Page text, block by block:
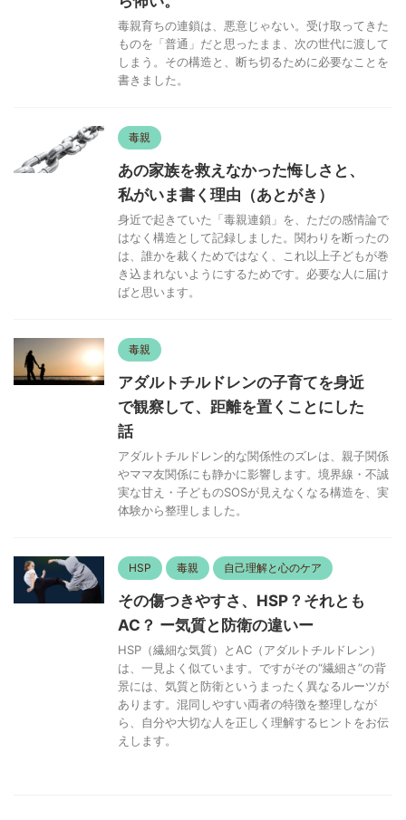
毒親育ちの連鎖は、悪意じゃない。受け取ってきた
ものを「普通」だと思ったまま、次の世代に渡して
しまう。その構造と、断ち切るために必要なことを
書きました。
毒親
あの家族を救えなかった悔しさと、
私がいま書く理由（あとがき）
身近で起きていた「毒親連鎖」を、ただの感情論で
はなく構造として記録しました。関わりを断ったの
は、誰かを裁くためではなく、これ以上子どもが巻
き込まれないようにするためです。必要な人に届け
ばと思います。
毒親
アダルトチルドレンの子育てを身近
で観察して、距離を置くことにした
話
アダルトチルドレン的な関係性のズレは、親子関係
やママ友関係にも静かに影響します。境界線・不誠
実な甘え・子どものSOSが見えなくなる構造を、実
体験から整理しました。
HSP 毒親 自己理解と心のケア
その傷つきやすさ、HSP？それとも
AC？ ー気質と防衛の違いー
HSP（繊細な気質）とAC（アダルトチルドレン）
は、一見よく似ています。ですがその“繊細さ”の背
景には、気質と防衛というまったく異なるルーツが
あります。混同しやすい両者の特徴を整理しなが
ら、自分や大切な人を正しく理解するヒントをお伝
えします。